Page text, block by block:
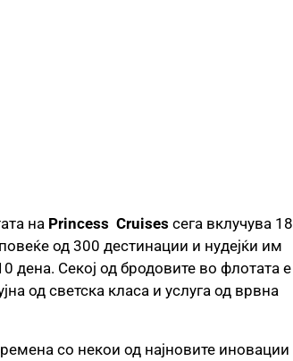
на Princess Cruises сега вклучува 18
од 300 дестинации и нудејќи им
дена. Секој од бродовите во флотата е
од светска класа и услуга од врвна
со некои од најновите иновации